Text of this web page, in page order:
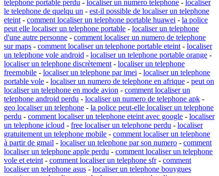
telephone portable perdu - localiser un numero telephone - localiser
le telephone de quelqu un - est-il possible de localiser un telephone
eteint - comment localiser un telephone portable huawei - la police
peut elle localiser un telephone portable - localiser un telephone
d'une autre personne - comment localiser un numero de telephone
sur maps - comment localiser un telephone portable eteint - localiser
un telephone vole android - localiser un telephone portable orange -
localiser un telephone discrètement - localiser un telephone
freemobile - localiser un telephone par imei - localiser un telephone
portable vole - localiser un numero de telephone en afrique - peut on
localiser un telephone en mode avion - comment localiser un
telephone android perdu - localiser un numero de telephone apk -
geo localiser un telephone - la police peut-elle localiser un telephone
perdu - comment localiser un telephone eteint avec google - localiser
un telephone icloud - free localiser un telephone perdu - localiser
gratuitement un telephone mobile - comment localiser un telephone
à partir de gmail - localiser un telephone par son numero - comment
localiser un telephone apple perdu - comment localiser un telephone
vole et eteint - comment localiser un telephone sfr- comment
localiser un telephone asus - localiser un telephone bouygues